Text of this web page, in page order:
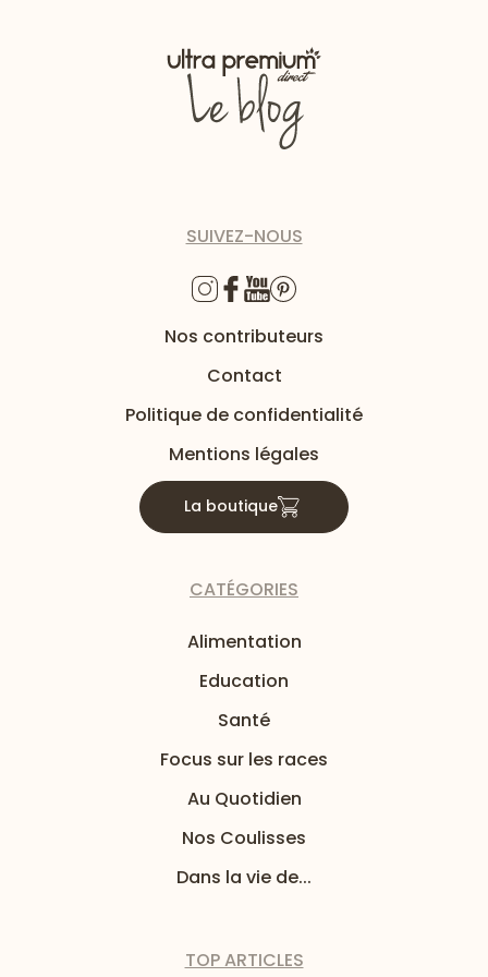
SUIVEZ-NOUS
Nos contributeurs
Contact
Politique de confidentialité
Mentions légales
La boutique
CATÉGORIES
Alimentation
Education
Santé
Focus sur les races
Au Quotidien
Nos Coulisses
Dans la vie de...
TOP ARTICLES